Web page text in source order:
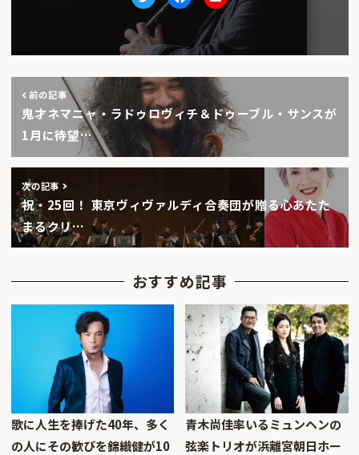
TwitterfacebookYoutube
前の記事
鬼才ネマニャ・ラドゥロヴィチ＆ドゥーブル・サンスが
1月に待望…
次の記事
祝・25回！ 東京ヴィヴァルディ合奏団が贈る心あたた
まるクリ…
おすすめ記事
歌に人生を捧げた40年、多く
の人にその歓びを錦織健が10
青木尚佳率いるミュンヘンの
弦楽トリオが浜離宮朝日ホー